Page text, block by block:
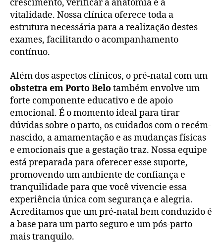
crescimento, verificar a anatomia e a
vitalidade. Nossa clínica oferece toda a
estrutura necessária para a realização destes
exames, facilitando o acompanhamento
contínuo.
Além dos aspectos clínicos, o pré-natal com um
obstetra em Porto Belotambém envolve um
forte componente educativo e de apoio
emocional. É o momento ideal para tirar
dúvidas sobre o parto, os cuidados com o recém-
nascido, a amamentação e as mudanças físicas
e emocionais que a gestação traz. Nossa equipe
está preparada para oferecer esse suporte,
promovendo um ambiente de confiança e
tranquilidade para que você vivencie essa
experiência única com segurança e alegria.
Acreditamos que um pré-natal bem conduzido é
a base para um parto seguro e um pós-parto
mais tranquilo.